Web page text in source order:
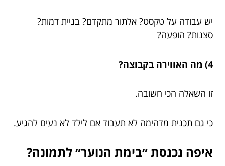
יש עבודה על טקסט? אלתור מתקדם? בניית דמות?
סצנות? הופעה?
4) מה האווירה בקבוצה?
זו השאלה הכי חשובה.
כי גם תכנית מדהימה לא תעבוד אם לילד לא נעים להגיע.
איפה נכנסת ״בימת הנוער״ לתמונה?